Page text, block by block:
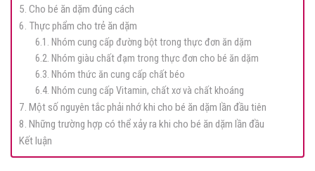
5. Cho bé ăn dặm đúng cách
6. Thực phẩm cho trẻ ăn dặm
6.1. Nhóm cung cấp đường bột trong thực đơn ăn dặm
6.2. Nhóm giàu chất đạm trong thực đơn cho bé ăn dặm
6.3. Nhóm thức ăn cung cấp chất béo
6.4. Nhóm cung cấp Vitamin, chất xơ và chất khoáng
7. Một số nguyên tắc phải nhớ khi cho bé ăn dặm lần đầu tiên
8. Những trường hợp có thể xảy ra khi cho bé ăn dặm lần đầu
Kết luận